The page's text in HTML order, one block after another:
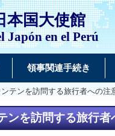
本国大使館
Japón en el Perú
領事関連手続き
テンを訪問する旅行者への注
ンを訪問する旅行